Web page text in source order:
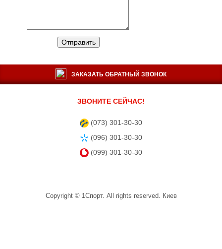
Отправить
ЗАКАЗАТЬ ОБРАТНЫЙ ЗВОНОК
ЗВОНИТЕ СЕЙЧАС!
(073) 301-30-30
(096) 301-30-30
(099) 301-30-30
Copyright © 1Спорт. All rights reserved. Киев